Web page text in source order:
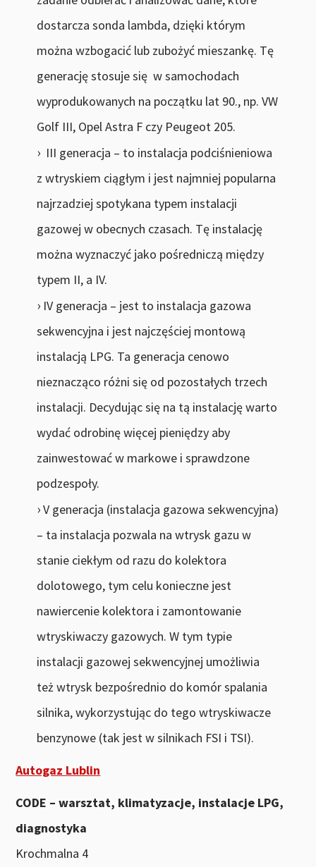
dostarcza sonda lambda, dzięki którym
można wzbogacić lub zubożyć mieszankę. Tę
generację stosuje się w samochodach
wyprodukowanych na początku lat 90., np. VW
Golf III, Opel Astra F czy Peugeot 205.
III generacja – to instalacja podciśnieniowa
z wtryskiem ciągłym i jest najmniej popularna
najrzadziej spotykana typem instalacji
gazowej w obecnych czasach. Tę instalację
można wyznaczyć jako pośredniczą między
typem II, a IV.
IV generacja – jest to instalacja gazowa
sekwencyjna i jest najczęściej montową
instalacją LPG. Ta generacja cenowo
nieznacząco różni się od pozostałych trzech
instalacji. Decydując się na tą instalację warto
wydać odrobinę więcej pieniędzy aby
zainwestować w markowe i sprawdzone
podzespoły.
V generacja (instalacja gazowa sekwencyjna)
– ta instalacja pozwala na wtrysk gazu w
stanie ciekłym od razu do kolektora
dolotowego, tym celu konieczne jest
nawiercenie kolektora i zamontowanie
wtryskiwaczy gazowych. W tym typie
instalacji gazowej sekwencyjnej umożliwia
też wtrysk bezpośrednio do komór spalania
silnika, wykorzystując do tego wtryskiwacze
benzynowe (tak jest w silnikach FSI i TSI).
Autogaz Lublin
CODE – warsztat, klimatyzacje, instalacje LPG,
diagnostyka
Krochmalna 4